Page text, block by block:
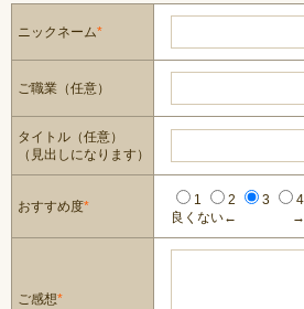
ニックネーム*
ご職業（任意）
タイトル（任意）
（見出しになります）
おすすめ度* 1 2 3 4
良くない←
ご感想*